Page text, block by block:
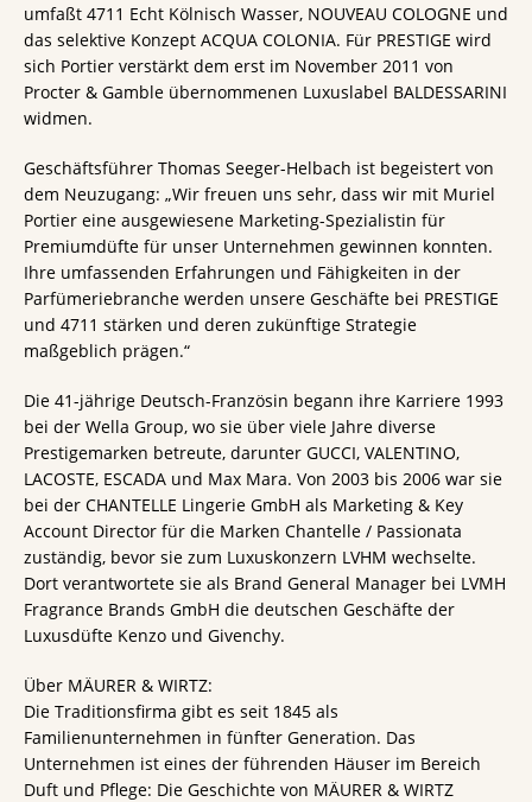
umfaßt 4711 Echt Kölnisch Wasser, NOUVEAU COLOGNE und
das selektive Konzept ACQUA COLONIA. Für PRESTIGE wird
sich Portier verstärkt dem erst im November 2011 von
Procter & Gamble übernommenen Luxuslabel BALDESSARINI
widmen.
Geschäftsführer Thomas Seeger-Helbach ist begeistert von
dem Neuzugang: „Wir freuen uns sehr, dass wir mit Muriel
Portier eine ausgewiesene Marketing-Spezialistin für
Premiumdüfte für unser Unternehmen gewinnen konnten.
Ihre umfassenden Erfahrungen und Fähigkeiten in der
Parfümeriebranche werden unsere Geschäfte bei PRESTIGE
und 4711 stärken und deren zukünftige Strategie
maßgeblich prägen.“
Die 41-jährige Deutsch-Französin begann ihre Karriere 1993
bei der Wella Group, wo sie über viele Jahre diverse
Prestigemarken betreute, darunter GUCCI, VALENTINO,
LACOSTE, ESCADA und Max Mara. Von 2003 bis 2006 war sie
bei der CHANTELLE Lingerie GmbH als Marketing & Key
Account Director für die Marken Chantelle / Passionata
zuständig, bevor sie zum Luxuskonzern LVHM wechselte.
Dort verantwortete sie als Brand General Manager bei LVMH
Fragrance Brands GmbH die deutschen Geschäfte der
Luxusdüfte Kenzo und Givenchy.
Über MÄURER & WIRTZ:
Die Traditionsfirma gibt es seit 1845 als
Familienunternehmen in fünfter Generation. Das
Unternehmen ist eines der führenden Häuser im Bereich
Duft und Pflege: Die Geschichte von MÄURER & WIRTZ